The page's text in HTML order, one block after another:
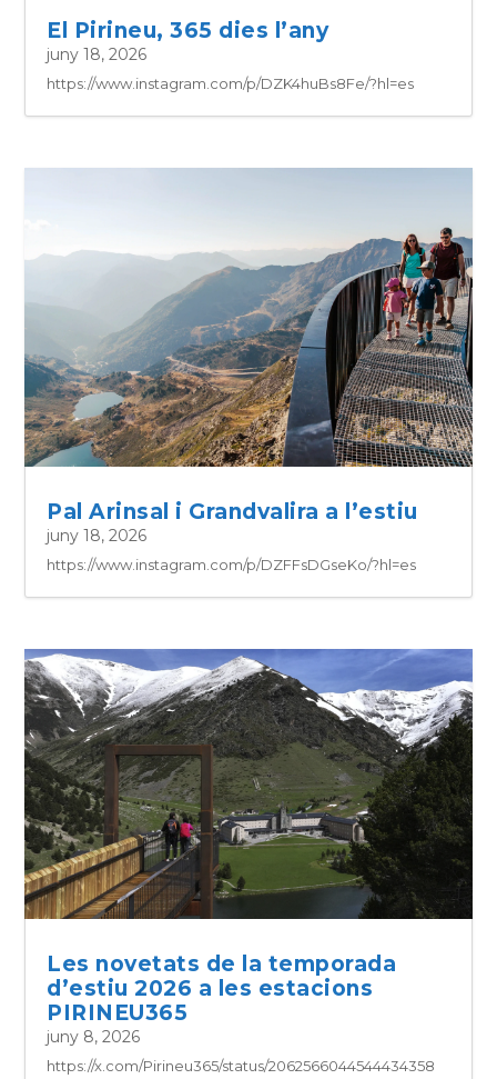
El Pirineu, 365 dies l’any
juny 18, 2026
https://www.instagram.com/p/DZK4huBs8Fe/?hl=es
Pal Arinsal i Grandvalira a l’estiu
juny 18, 2026
https://www.instagram.com/p/DZFFsDGseKo/?hl=es
Les novetats de la temporada
d’estiu 2026 a les estacions
PIRINEU365
juny 8, 2026
https://x.com/Pirineu365/status/2062566044544434358